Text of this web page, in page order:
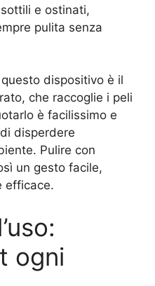
e ostinati,
pulita senza
dispositivo è il
che raccoglie i peli
è facilissimo e
disperdere
Pulire con
un gesto facile,
efficace.
ogni